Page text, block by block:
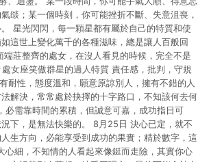
燄；某一個時刻，你可能挫折不斷、失意沮喪，
星光閃閃，每一顆星都有屬於自己的特質和使
這世上變化萬千的各種滋味，總是讓人百般回
莊整齊的處女，在沒人看見的時候，完全不是
女座笑傲群星的過人特質 責任感，批判，守規
性，態度溫和，願意原諒別人，擁有不錯的人
解決，常常處於抉擇的十字路口，不知該何去何
需靠時間的累積，但誠意可嘉，成功指日可
下，是無法快樂的。 8月25日 決心已定，就不
生方向，必能享受到成功的果實；精於數字，這
細，不知情的人看起來像鋌而走險，其實你心